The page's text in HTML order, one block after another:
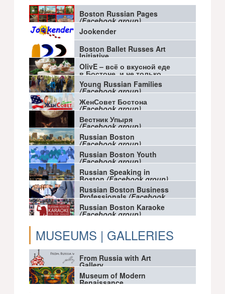
Boston Russian Pages
(Facebook group)
Jookender
Boston Ballet Russes Art
Initiative
OlivE – всё о вкусной еде
в Бостоне, и не только
(Facebook group)
Young Russian Families
(Facebook group)
ЖенСовет Бостона
(Facebook group)
Вестник Упыря
(Facebook group)
Russian Boston
(Facebook group)
Russian Boston Youth
(Facebook group)
Russian Speaking in
Boston(Facebook group)
Russian Boston Business
Professionals(Facebook
group)
Russian Boston Karaoke
(Facebook group)
MUSEUMS | GALLERIES
From Russia with Art
Gallery
Museum of Modern
Renaissance